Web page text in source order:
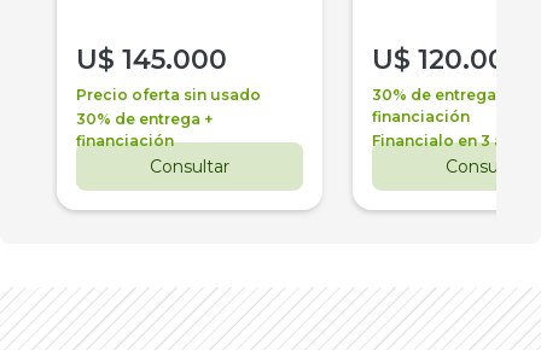
U$ 145.000
Precio oferta sin usado
30% de entrega +
financiación
Consultar
U$ 120.000
30% de entrega +
financiación
Financialo en 3 años
Consultar